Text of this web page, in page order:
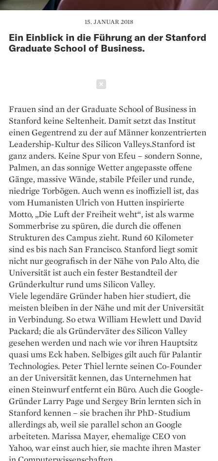
15. JANUAR 2018
Ein Einblick in die Führung an der Stanford
Graduate School of Business.
Frauen sind an der Graduate School of Business in
Stanford keine Seltenheit. Damit setzt das Institut
einen Gegentrend zu der auf Männer konzentrierten
Leadership-Kultur des Silicon Valleys.Stanford ist
ganz anders. Keine Spur von Efeu – sondern Sonne,
Palmen, an das sonnige Wetter angepasste offene
Gänge, massive Wände, stabile Pfeiler und runde,
niedrige Torbögen. Auch wenn es inoffiziell ist, das
vom Humanisten Ulrich von Hutten inspirierte
Motto, „Die Luft der Freiheit weht“, ist als warme
Sommerbrise zu spüren, die durch die offenen
Strukturen des Campus zieht. Rund 60 Kilometer
sind es bis nach San Francisco. Stanford liegt somit
nicht nur geografisch in der Nähe von Palo Alto, die
Universität ist auch ein fester Bestandteil der
Gründer­kultur rund ums Silicon Valley.
Viele legendäre Gründer haben hier studiert, die
meisten bleiben in der Nähe und mit der Universität
in Verbindung. So etwa William Hewlett und David
Packard; die als Gründerväter des Silicon Valley
gesehen werden und nach wie vor ihren Hauptsitz
quasi ums Eck haben. Selbiges gilt auch für Palantir
Technologies. Peter Thiel lernte seinen Co-Founder
an der ­Universität kennen, das Unternehmen hat
einen Steinwurf entfernt ein Büro. Auch die Google-
Gründer Larry Page und Sergey Brin lernten sich in
Stanford kennen – sie brachen ihr PhD-Studium
allerdings ab, weil sie parallel schon an Google
arbeiteten. Marissa Mayer, ehemalige CEO von
Yahoo, war einst auch hier, sie machte ihren Master